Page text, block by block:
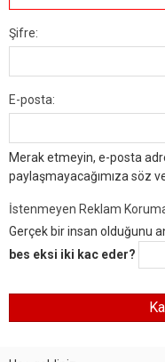
Şifre:
E-posta:
Merak etmeyin, e-posta
paylaşmayacağımıza söz
İstenmeyen Reklam
Gerçek bir insan olduğunu
bes eksi iki kac eder?